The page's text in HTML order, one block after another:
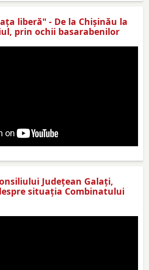
liberă" - De la Chișinău la
prin ochii basarabenilor
Judeţean Galaţi,
situaţia Combinatului